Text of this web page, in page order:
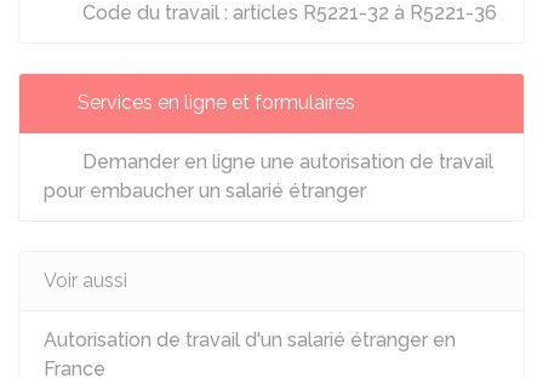
Code du travail : articles R5221-32 à R5221-36
Services en ligne et formulaires
Demander en ligne une autorisation de travail
pour embaucher un salarié étranger
Voir aussi
Autorisation de travail d'un salarié étranger en
France